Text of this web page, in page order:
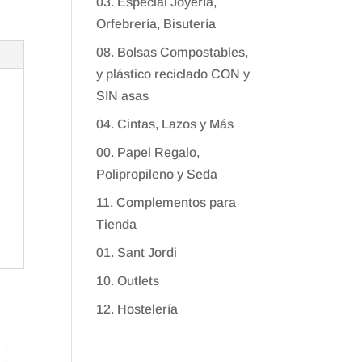
Orfebrería, Bisutería
08. Bolsas Compostables,
y plástico reciclado CON y
SIN asas
04. Cintas, Lazos y Más
00. Papel Regalo,
Polipropileno y Seda
11. Complementos para
Tienda
01. Sant Jordi
10. Outlets
12. Hostelería